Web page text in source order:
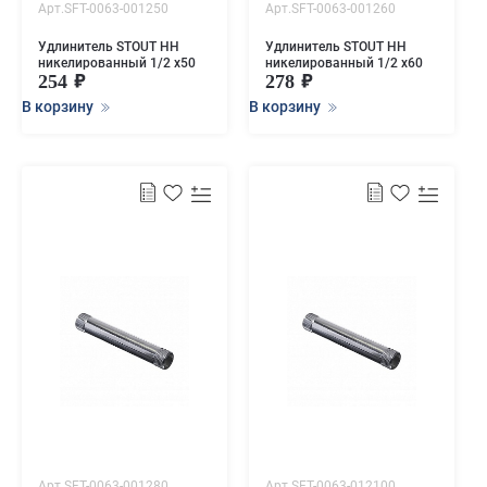
Арт.SFT-0063-001250
Удлинитель STOUT НН
никелированный 1/2 x50
254
В корзину
Арт.SFT-0063-001260
Удлинитель STOUT НН
никелированный 1/2 x60
278
В корзину